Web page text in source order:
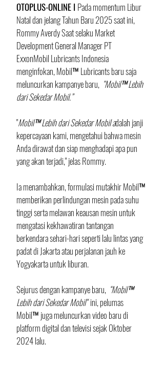
OTOPLUS-ONLINE I Pada momentum Libur
Natal dan jelang Tahun Baru 2025 saat ini,
Rommy Averdy Saat selaku Market
Development General Manager PT
ExxonMobil Lubricants Indonesia
menginfokan, Mobil™ Lubricants baru saja
meluncurkan kampanye baru,
  “Mobil™ Lebih
dari Sekedar Mobil.”
"Mobil™ Lebih dari Sekedar Mobil adalah janji
kepercayaan kami, mengetahui bahwa mesin
Anda dirawat dan siap menghadapi apa pun
yang akan terjadi," jelas Rommy.
Ia menambahkan, formulasi mutakhir Mobil™
memberikan perlindungan mesin pada suhu
tinggi serta melawan keausan mesin untuk
mengatasi kekhawatiran tantangan
berkendara sehari-hari seperti lalu lintas yang
padat di Jakarta atau perjalanan jauh ke
Yogyakarta untuk liburan.
Sejurus dengan kampanye baru, “Mobil™
Lebih dari Sekedar Mobil" ini, pelumas
Mobil™ juga meluncurkan video baru di
platform digital dan televisi sejak Oktober
2024 lalu.